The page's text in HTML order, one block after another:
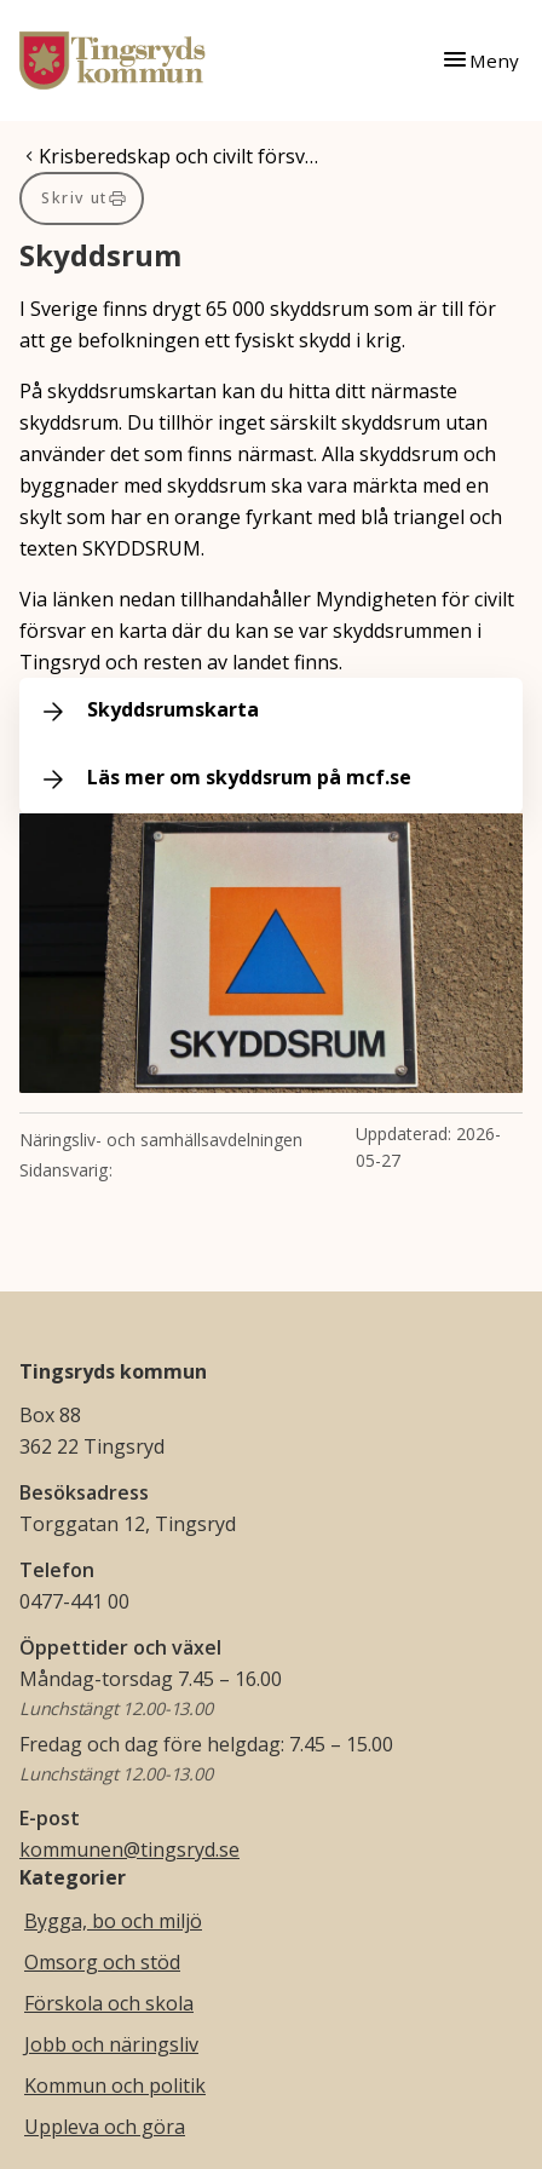
Gå till innehåll
Gå till huvudmeny
Meny
Du är här:
Krisberedskap och civilt försv…
Skriv ut
Skyddsrum
I Sverige finns drygt 65 000 skyddsrum som är till för
att ge befolkningen ett fysiskt skydd i krig.
På skyddsrumskartan kan du hitta ditt närmaste
skyddsrum. Du tillhör inget särskilt skyddsrum utan
använder det som finns närmast. Alla skyddsrum och
byggnader med skyddsrum ska vara märkta med en
skylt som har en orange fyrkant med blå triangel och
texten SKYDDSRUM.
Via länken nedan tillhandahåller Myndigheten för civilt
försvar en karta där du kan se var skyddsrummen i
Tingsryd och resten av landet finns.
Skyddsrumskarta
Läs mer om skyddsrum på mcf.se
Näringsliv- och samhällsavdelningen
Sidansvarig
Uppdaterad: 2026-
05-27
Tingsryds kommun
Box 88
362 22 Tingsryd
Besöksadress
Torggatan 12, Tingsryd
Telefon
0477-441 00
Öppettider och växel
Måndag-torsdag 7.45 – 16.00
Lunchstängt 12.00-13.00
Fredag och dag före helgdag: 7.45 – 15.00
Lunchstängt 12.00-13.00
E-post
kommunen@tingsryd.se
Kategorier
Bygga, bo och miljö
Omsorg och stöd
Förskola och skola
Jobb och näringsliv
Kommun och politik
Uppleva och göra